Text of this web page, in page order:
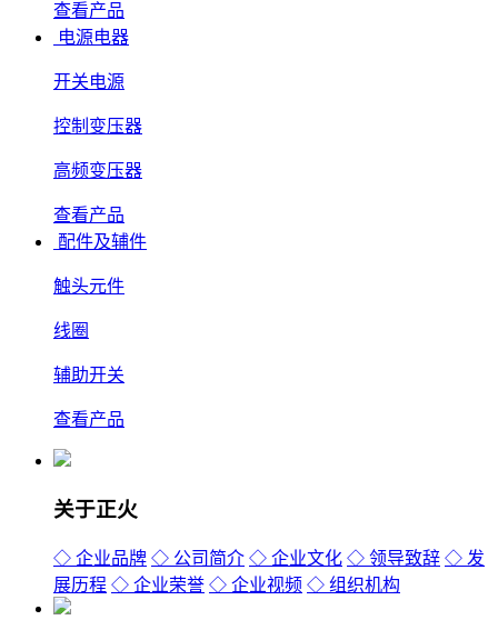
查看产品
电源电器
开关电源
控制变压器
高频变压器
查看产品
配件及辅件
触头元件
线圈
辅助开关
查看产品
关于正火
◇ 企业品牌 ◇ 公司简介 ◇ 企业文化 ◇ 领导致辞 ◇ 发
展历程 ◇ 企业荣誉 ◇ 企业视频 ◇ 组织机构